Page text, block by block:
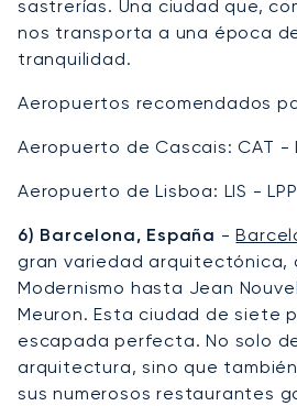
sastrerías. Una ciudad que,
nos transporta a una época
tranquilidad.
Aeropuertos recomendados
Aeropuerto de Cascais: CAT -
Aeropuerto de Lisboa: LIS -
6) Barcelona, España -
gran variedad arquitectónica,
Modernismo hasta Jean
Meuron. Esta ciudad de siete
escapada perfecta. No solo
arquitectura, sino que
sus numerosos restaurantes